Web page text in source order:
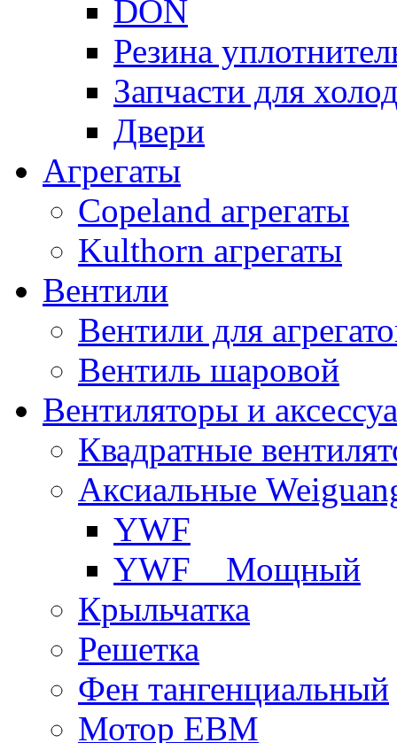
DON
Резина
Запчасти для
Двери
Агрегаты
Copeland агрегаты
Kulthorn агрегаты
Вентили
Вентили для
Вентиль шаровой
Вентиляторы и
Квадратные
Аксиальные
YWF
YWF _ Мощный
Крыльчатка
Решетка
Фен тангенциальный
Мотор EBM